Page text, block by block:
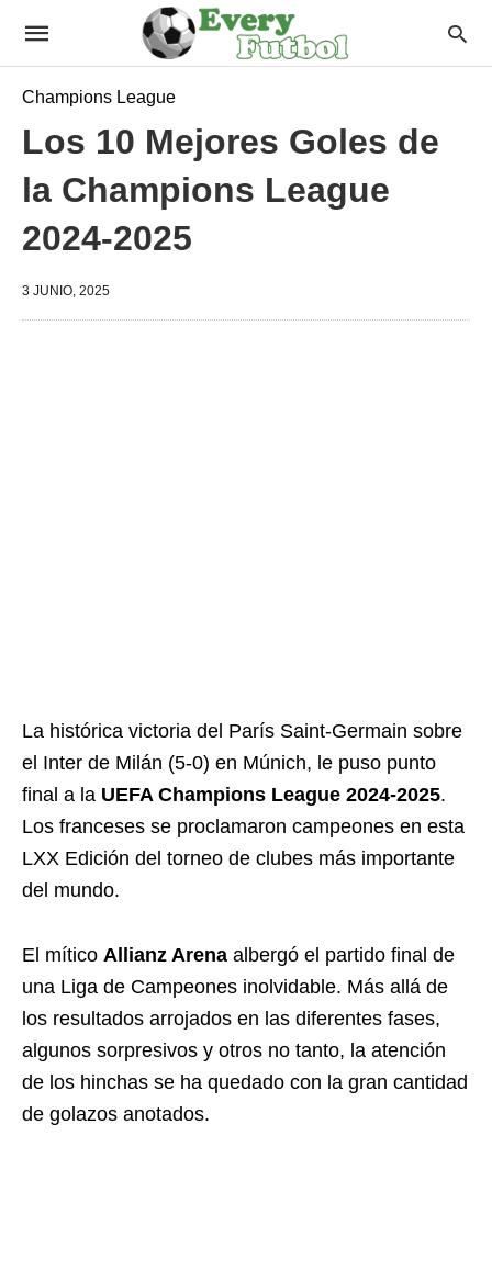
Champions League
Los 10 Mejores Goles de
la Champions League
2024-2025
3 JUNIO, 2025
La histórica victoria del París Saint-Germain sobre
el Inter de Milán (5-0) en Múnich, le puso punto
final a la UEFA Champions League 2024-2025.
Los franceses se proclamaron campeones en esta
LXX Edición del torneo de clubes más importante
del mundo.
El mítico Allianz Arena albergó el partido final de
una Liga de Campeones inolvidable. Más allá de
los resultados arrojados en las diferentes fases,
algunos sorpresivos y otros no tanto, la atención
de los hinchas se ha quedado con la gran cantidad
de golazos anotados.